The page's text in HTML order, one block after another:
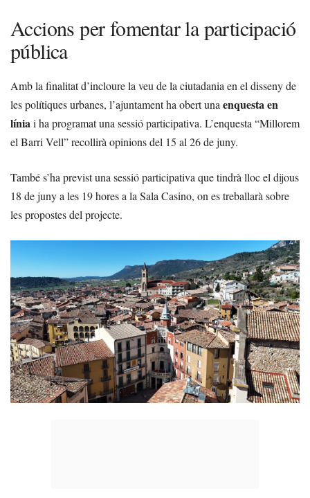
Accions per fomentar la participació
pública
Amb la finalitat d’incloure la veu de la ciutadania en el disseny de
les polítiques urbanes, l’ajuntament ha obert una enquesta en
líniai ha programat una sessió participativa. L’enquesta “Millorem
el Barri Vell” recollirà opinions del 15 al 26 de juny.
També s’ha previst una sessió participativa que tindrà lloc el dijous
18 de juny a les 19 hores a la Sala Casino, on es treballarà sobre
les propostes del projecte.